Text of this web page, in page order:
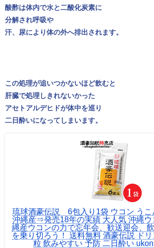
酸酢は体内で水と二酸化炭素に
分解され呼吸や
汗、尿により体の外へ排出されます。
この処理が追いつかないほど飲むと
肝臓で処理しきれないかった
アセトアルデヒドが体中を巡り
二日酔いになってしまいます。
琉球酒豪伝説 6包入り1袋 ウコン うこ
沖縄産⇒発売18年の実績 大人気 沖縄ウ
縄産ウコンの力で忘年会、歓送迎会、
を乗り切ろう！ 送料無料 酒豪伝説 ド
粒 飲みやすい 予防 二日酔い